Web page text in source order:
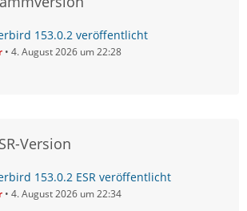
153.0.2 veröffentlicht
4. August 2026 um 22:28
Version
153.0.2 ESR veröffentlicht
4. August 2026 um 22:34